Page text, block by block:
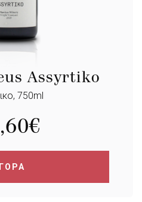
Assyrtiko
750ml
€